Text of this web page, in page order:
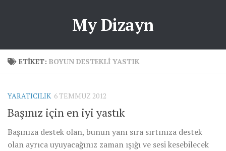
My Dizayn
ETIKET: BOYUN DESTEKLI YASTIK
YARATICILIK 6 TEMMUZ 2012
Başınız için en iyi yastık
Başınıza destek olan, bunun yanı sıra sırtınıza destek
olan ayrıca uyuyacağınız zaman ışığı ve sesi kesebilecek